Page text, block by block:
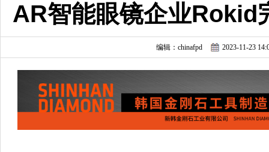
AR智能眼镜企业Rokid
编辑：chinafpd 2023-11-23